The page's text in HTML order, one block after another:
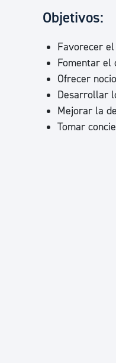
Objetivos:
Favorecer
Fomentar el
Ofrecer
Desarrollar
Mejorar la
Tomar